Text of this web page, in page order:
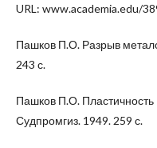
URL: www.academia.edu/
Пашков П.О. Разрыв
243 с.
Пашков П.О.
Судпромгиз. 1949. 259 с.